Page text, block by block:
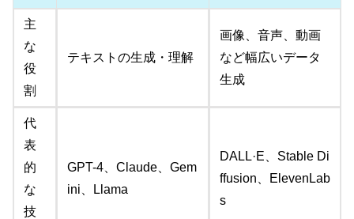
主
な
役
割
テキストの生成・理解
画像、音声、動画
など幅広いデータ
生成
代
表
的
な
技
GPT-4、Claude、Gem
ini、Llama
DALL·E、Stable Di
ffusion、ElevenLab
s